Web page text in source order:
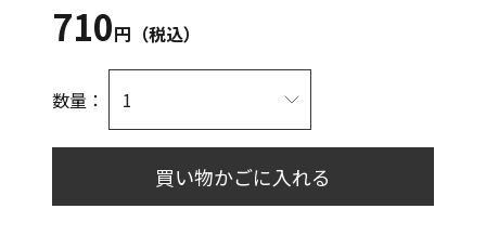
710円（税込）
数量：
買い物かごに入れる